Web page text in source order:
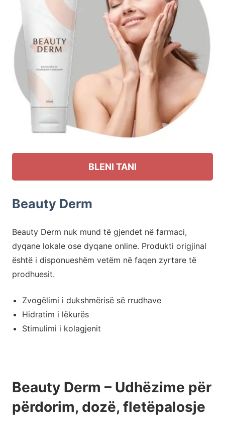
Beauty Derm
Beauty Derm nuk mund të gjendet në farmaci,
dyqane lokale ose dyqane online. Produkti origjinal
është i disponueshëm vetëm në faqen zyrtare të
prodhuesit.
Zvogëlimi i dukshmërisë së rrudhave
Hidratim i lëkurës
Stimulimi i kolagjenit
BLENI TANI
Beauty Derm – ​​Udhëzime për
përdorim, dozë, fletëpalosje